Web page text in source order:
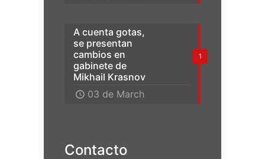
1
A cuenta gotas,
se presentan
cambios en
gabinete de
Mikhail Krasnov
03 de March
Contacto